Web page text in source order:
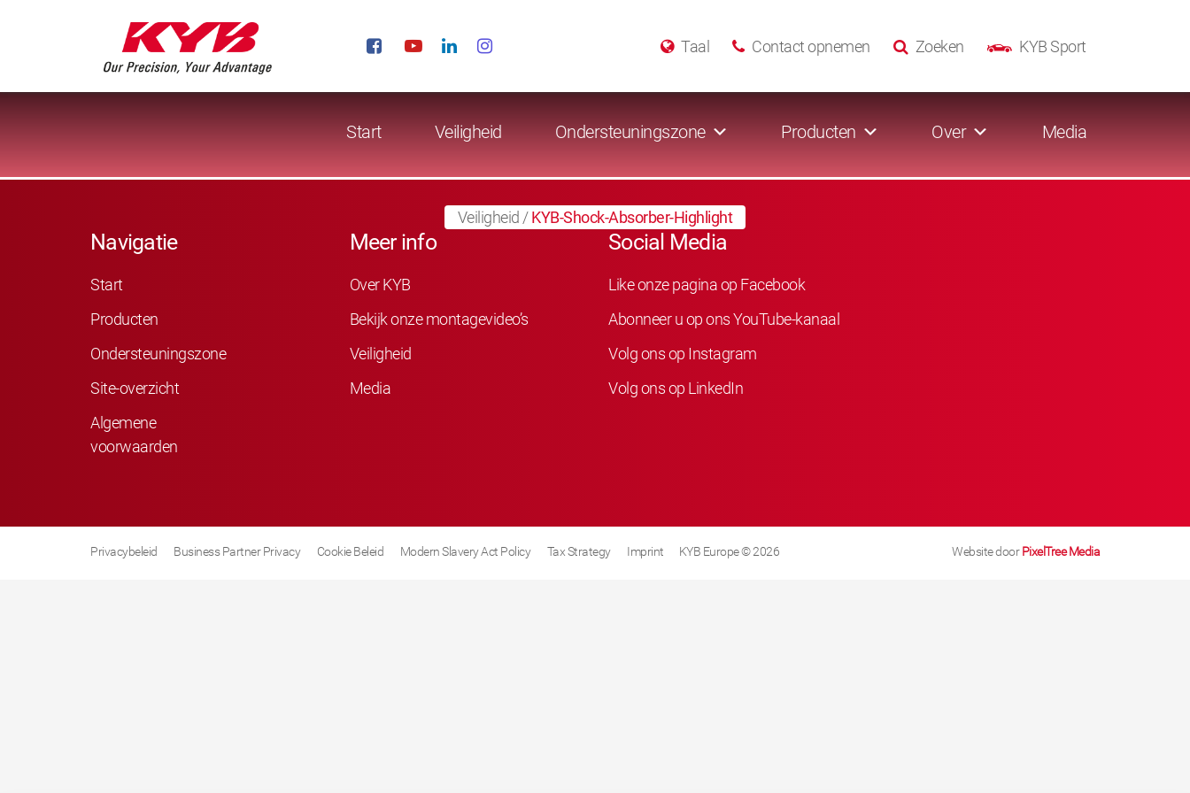
KYB Sport
Zoeken
Contact opnemen
Taal
Start Veiligheid Ondersteuningszone Producten Over Media
Veiligheid /KYB-Shock-Absorber-Highlight
Navigatie
Start
Producten
Ondersteuningszone
Site-overzicht
Algemene
voorwaarden
Meer info
Over KYB
Bekijk onze montagevideo’s
Veiligheid
Media
Social Media
Like onze pagina op Facebook
Abonneer u op ons YouTube-kanaal
Volg ons op Instagram
Volg ons op LinkedIn
Privacybeleid Business Partner Privacy Cookie Beleid Modern Slavery Act Policy Tax Strategy Imprint KYB Europe © 2026 Website doorPixelTree Media